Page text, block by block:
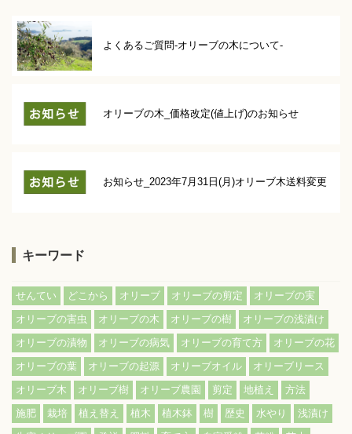
よくあるご質問-オリーブの木について-
オリーブの木_価格改定(値上げ)のお知らせ
お知らせ_2023年7月31日(月)オリーブ木送料変更
キーワード
せんてい どこから オリーブ オリーブの剪定
オリーブの実
オリーブの害虫
オリーブの木 オリーブの樹
オリーブの浅漬け
オリーブの漬物
オリーブの病気 オリーブの育て方
オリーブの花
オリーブの葉
オリーブの起源 オリーブオイル
オリーブリース
オリーブ木
オリーブ樹 オリーブ農園 剪定 地植え
方法
施肥
栽培 植え替え 植木 植木鉢 樹 歴史 水やり
浅漬け